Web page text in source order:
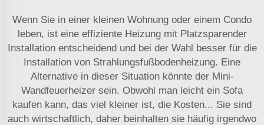
Wenn Sie in einer kleinen Wohnung oder einem Condo
leben, ist eine effiziente Heizung mit Platzsparender
Installation entscheidend und bei der Wahl besser für die
Installation von Strahlungsfußbodenheizung. Eine
Alternative in dieser Situation könnte der Mini-
Wandfeuerheizer sein. Obwohl man leicht ein Sofa
kaufen kann, das viel kleiner ist, die Kosten... Sie sind
auch wirtschaftlich, daher beinhalten sie häufig irgendwo